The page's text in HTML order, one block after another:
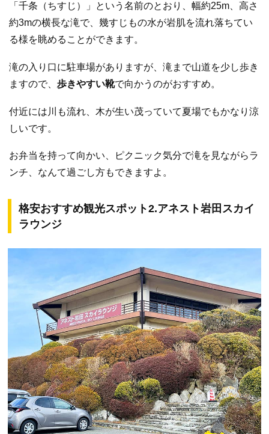
「千条（ちすじ）」という名前のとおり、幅約25m、高さ
約3mの横長な滝で、幾すじもの水が岩肌を流れ落ちてい
る様を眺めることができます。
滝の入り口に駐車場がありますが、滝まで山道を少し歩き
ますので、 歩きやすい靴で向かうのがおすすめ。
付近には川も流れ、木が生い茂っていて夏場でもかなり涼
しいです。
お弁当を持って向かい、ピクニック気分で滝を見ながらラ
ンチ、なんて過ごし方もできますよ。
格安おすすめ観光スポット2.アネスト岩田スカイ
ラウンジ